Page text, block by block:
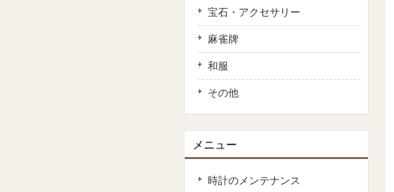
宝石・アクセサリー
麻雀牌
和服
その他
メニュー
時計のメンテナンス